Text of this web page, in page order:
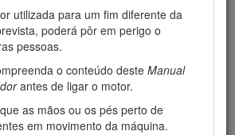
utilizada para um fim diferente da
poderá pôr em perigo o
pessoas.
o conteúdo deste Manual
antes de ligar o motor.
as mãos ou os pés perto de
em movimento da máquina.
a segurança, o desempenho
adequado da máquina, leia
o conteúdo deste
a inexistência de formação
de ferimentos pode surgir.
sobre as práticas de
incluindo dicas de segurança e